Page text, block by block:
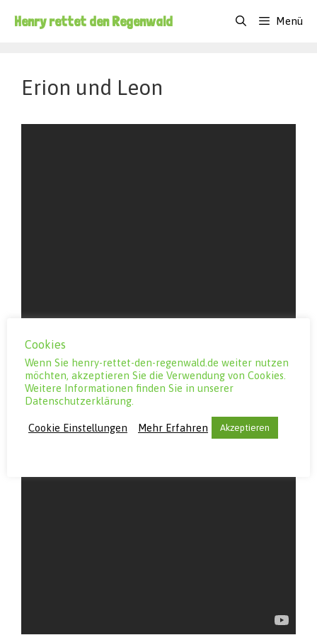
InhaltHenry rettet den Regenwald Menü
Erion und Leon
Cookies
Wenn Sie henry-rettet-den-regenwald.de weiter nutzen
möchten, akzeptieren Sie die Verwendung von Cookies.
Weitere Informationen finden Sie in unserer
Datenschutzerklärung.
Cookie Einstellungen Mehr Erfahren Akzeptieren